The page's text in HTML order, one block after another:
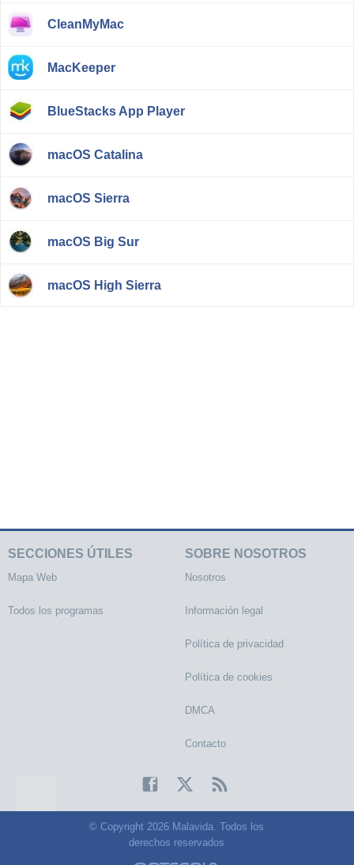
CleanMyMac
MacKeeper
BlueStacks App Player
macOS Catalina
macOS Sierra
macOS Big Sur
macOS High Sierra
SECCIONES ÚTILES
Mapa Web
Todos los programas
SOBRE NOSOTROS
Nosotros
Información legal
Política de privacidad
Política de cookies
DMCA
Contacto
© Copyright 2026 Malavida. Todos los
derechos reservados